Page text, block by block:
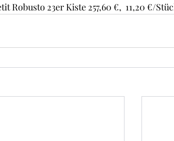
Robusto 23er Kiste 257,60 €,  11,20 €/